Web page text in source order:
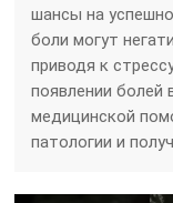
шансы на
боли могут
приводя к
появлении болей
медицинской
патологии и